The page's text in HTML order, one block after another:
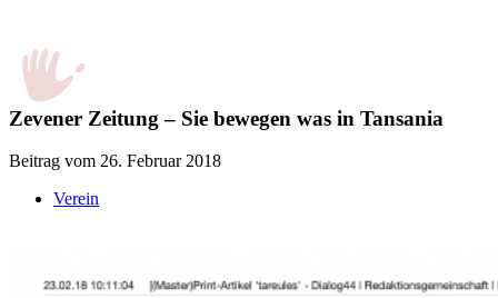
Zevener Zeitung – Sie bewegen was in Tansania
Beitrag vom 26. Februar 2018
Verein